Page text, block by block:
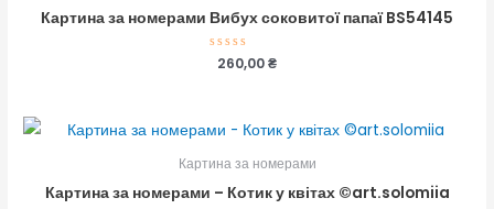
Картина за номерами Вибух соковитої папаї BS54145
Оцінено
260,00₴
Картина за номерами
Картина за номерами – Котик у квітах ©art.solomiia